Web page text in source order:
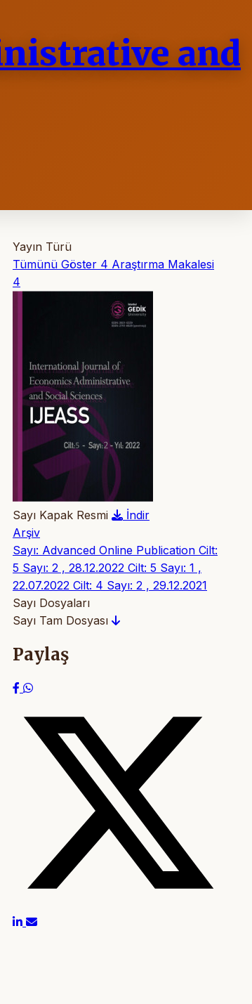
and
Yayın Türü
Tümünü Göster 4 Araştırma Makalesi
4
Sayı Kapak Resmi
İndir
Arşiv
Sayı: Advanced Online Publication Cilt:
5 Sayı: 2 , 28.12.2022 Cilt: 5 Sayı: 1 ,
22.07.2022 Cilt: 4 Sayı: 2 , 29.12.2021
Sayı Dosyaları
Sayı Tam Dosyası
Paylaş